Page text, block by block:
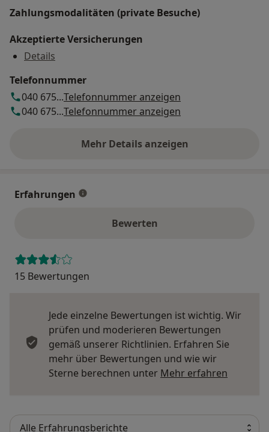
Zahlungsmodalitäten (private Besuche)
Akzeptierte Versicherungen
Details
Telefonnummer
040 675...Telefonnummer anzeigen
040 675...Telefonnummer anzeigen
Mehr Details anzeigen
über die Adresse
Erfahrungen
Bewerten
15 Bewertungen
Jede einzelne Bewertungen ist wichtig. Wir
prüfen und moderieren Bewertungen
gemäß unserer Richtlinien. Erfahren Sie
mehr über Bewertungen und wie wir
Sterne berechnen unter Mehr erfahren